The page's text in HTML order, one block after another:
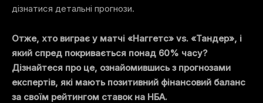
дізнатися детальні прогнози.
Отже, хто виграє у матчі «Наггетс» vs. «Тандер», і
який спред покривається понад 60% часу?
Дізнайтеся про це, ознайомившись з прогнозами
експертів, які мають позитивний фінансовий баланс
за своїм рейтингом ставок на НБА.